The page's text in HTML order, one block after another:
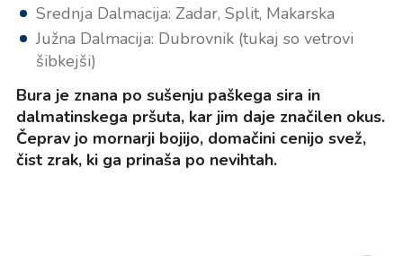
Srednja Dalmacija: Zadar, Split, Makarska
Južna Dalmacija: Dubrovnik (tukaj so vetrovi
šibkejši)
Bura je znana po sušenju paškega sira in
dalmatinskega pršuta, kar jim daje značilen okus.
Čeprav jo mornarji bojijo, domačini cenijo svež,
čist zrak, ki ga prinaša po nevihtah.